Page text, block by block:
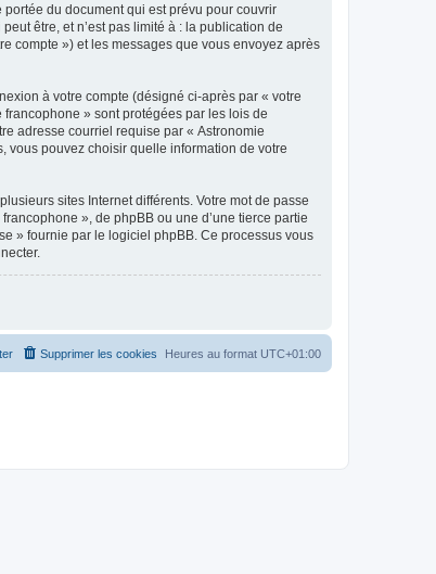
du document qui est prévu pour couvrir
être, et n’est pas limité à : la publication de
compte ») et les messages que vous envoyez après
à votre compte (désigné ci-après par « votre
» sont protégées par les lois de
adresse courriel requise par « Astronomie
vous pouvez choisir quelle information de votre
sites Internet différents. Votre mot de passe
», de phpBB ou une d’une tierce partie
» fournie par le logiciel phpBB. Ce processus vous
Heures au format UTC+01:00
Supprimer les cookies